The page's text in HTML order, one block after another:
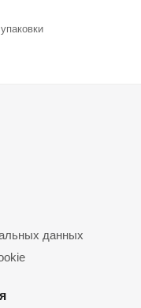
данных